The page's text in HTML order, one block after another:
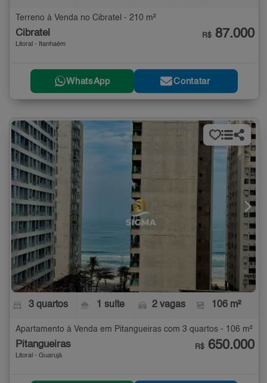
Terreno à Venda no Cibratel - 210 m²
Cibratel
Litoral - Itanhaém
R$ 87.000
WhatsApp Contatar
3 quartos 1 suíte 2 vagas 106 m²
Apartamento à Venda em Pitangueiras com 3 quartos - 106 m²
Pitangueiras
Litoral - Guarujá
R$ 650.000